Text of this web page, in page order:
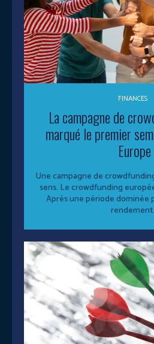
FINANCES
La campagne de
marqué le premier
Europe
Une campagne de
sens. Le crowdfunding
Après une période dominée